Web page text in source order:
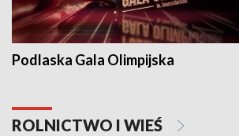
Podlaska Gala Olimpijska
ROLNICTWO I WIEŚ